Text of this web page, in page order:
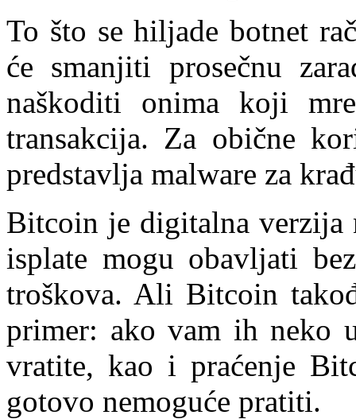
To što se hiljade botnet
će smanjiti prosečnu
naškoditi onima koji
transakcija. Za obične
predstavlja malware za
Bitcoin je digitalna verzija
isplate mogu obavljati
troškova. Ali Bitcoin
primer: ako vam ih neko
vratite, kao i praćenje
gotovo nemoguće pratiti.